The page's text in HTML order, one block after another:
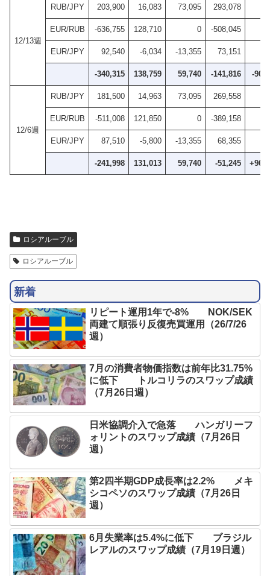
12/13週
RUB/JPY 203,900 16,083 73,095 293,078
EUR/RUB -636,755 128,710 0 -508,045
EUR/JPY 92,540 -6,034 -13,355 73,151
-340,315 138,759 59,740 -141,816 -
12/6週
RUB/JPY 181,500 14,963 73,095 269,558
EUR/RUB -511,008 121,850 0 -389,158
EUR/JPY 87,510 -5,800 -13,355 68,355
-241,998 131,013 59,740 -51,245
ロシアルーブル
ロシアルーブル
新着
リピート運用1年で-8% NOK/SEK
両建て順張り反復売買運用（26/7/26
週）
7月の消費者物価指数は前年比31.75%
に低下 トルコリラのスワップ成績
（7月26日週）
日米協調介入で急落 ハンガリーフ
ォリントのスワップ成績（7月26日
週）
第2四半期GDP成長率は2.2% メキ
シコペソのスワップ成績（7月26日
週）
6月失業率は5.4%に低下 ブラジル
レアルのスワップ成績（7月19日週）